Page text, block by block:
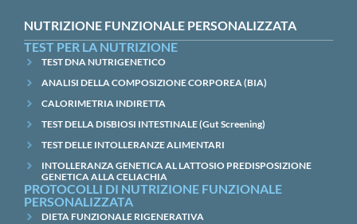
NUTRIZIONE FUNZIONALE PERSONALIZZATA
TEST PER LA NUTRIZIONE
TEST DNA NUTRIGENETICO
ANALISI DELLA COMPOSIZIONE CORPOREA (BIA)
CALORIMETRIA INDIRETTA
TEST DELLA DISBIOSI INTESTINALE (Gut Screening)
TEST DELLE INTOLLERANZE ALIMENTARI
INTOLLERANZA GENETICA AL LATTOSIO PREDISPOSIZIONE
GENETICA ALLA CELIACHIA
PROTOCOLLI DI NUTRIZIONE FUNZIONALE
PERSONALIZZATA
DIETA FUNZIONALE RIGENERATIVA